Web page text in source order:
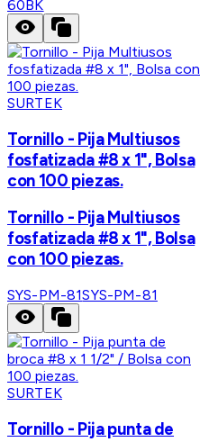
60BK
SURTEK
Tornillo - Pija Multiusos
fosfatizada #8 x 1", Bolsa
con 100 piezas.
Tornillo - Pija Multiusos
fosfatizada #8 x 1", Bolsa
con 100 piezas.
SYS-PM-81SYS-PM-81
SURTEK
Tornillo - Pija punta de